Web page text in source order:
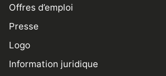
Offres d’emploi
Presse
Logo
Information juridique